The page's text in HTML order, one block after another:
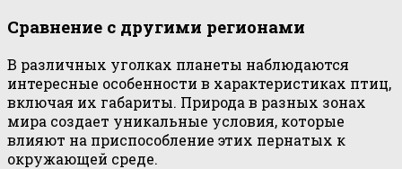
Сравнение с другими регионами
В различных уголках планеты наблюдаются
интересные особенности в характеристиках птиц,
включая их габариты. Природа в разных зонах
мира создает уникальные условия, которые
влияют на приспособление этих пернатых к
окружающей среде.